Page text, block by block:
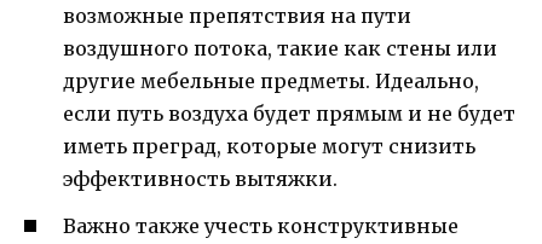
возможные препятствия на пути
воздушного потока, такие как стены или
другие мебельные предметы. Идеально,
если путь воздуха будет прямым и не будет
иметь преград, которые могут снизить
эффективность вытяжки.
Важно также учесть конструктивные